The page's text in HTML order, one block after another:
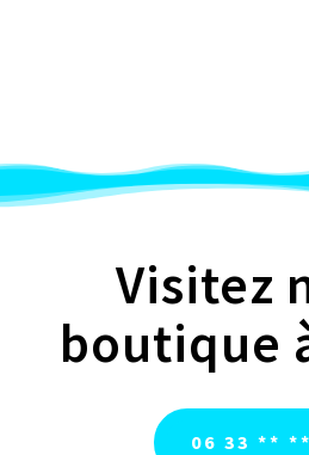
Visitez
boutique
06 33 **